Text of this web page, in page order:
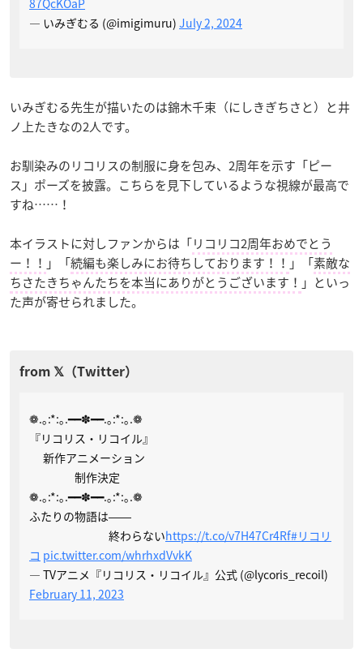
— いみぎむる (@imigimuru) July 2, 2024
いみぎむる先生が描いたのは錦木千束（にしきぎちさと）と井
ノ上たきなの2人です。
お馴染みのリコリスの制服に身を包み、2周年を示す「ピー
ス」ポーズを披露。こちらを見下しているような視線が最高で
すね……！
本イラストに対しファンからは「リコリコ2周年おめでとう
ー！！ 」「続編も楽しみにお待ちしております！！ 」「素敵な
ちさたきちゃんたちを本当にありがとうございます！ 」といっ
た声が寄せられました。
❁.｡:*:｡.━━✽━━.｡:*:｡.❁
『リコリス・リコイル』
新作アニメーション
制作決定
❁.｡:*:｡.━━✽━━.｡:*:｡.❁
ふたりの物語は――
終わらないhttps://t.co/v7H47Cr4Rf#リコリ
コ pic.twitter.com/whrhxdVvkK
— TVアニメ『リコリス・リコイル』公式 (@lycoris_recoil)
February 11, 2023